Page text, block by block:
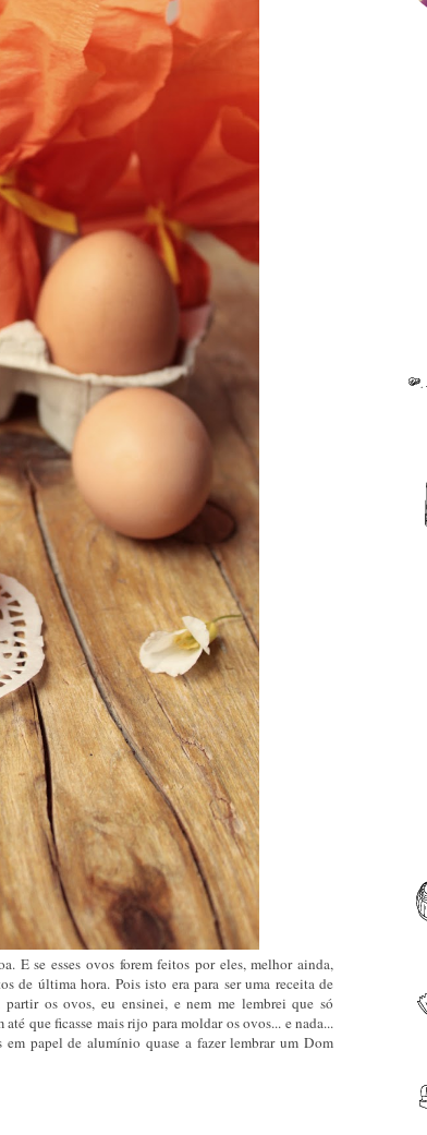
E se esses ovos forem feitos por eles, melhor ainda,
de última hora. Pois isto era para ser uma receita de
partir os ovos, eu ensinei, e nem me lembrei que só
até que ficasse mais rijo para moldar os ovos... e nada...
papel de alumínio quase a fazer lembrar um Dom